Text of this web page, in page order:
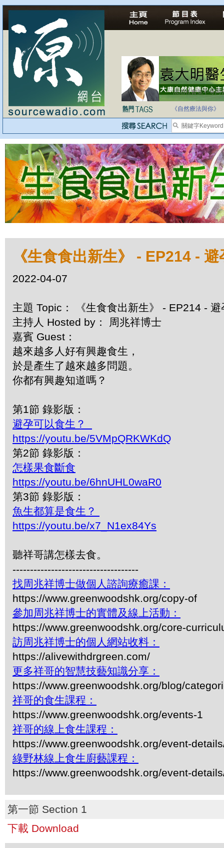
法治社會並不等同
自家教育合法化-
《自然療法與你》
《生食食出新生》 - EP214 -
2022-04-07
主題 Topic： 《生食食出新生》 - EP214 -
主持人 Hosted by： 周兆祥博士
嘉賓 Guest：
越來越多人好有興趣食生，
於是產生了越來越多問題。
你都有興趣知道嗎？
第1節 錄影版：
避孕可以食生？
https://youtu.be/5VMpQRKWKdQ
第2節 錄影版：
怎樣果食斷食
https://youtu.be/6hnUHL0waR0
第3節 錄影版：
魚生都算是食生？
https://youtu.be/x7_N1ex84Ys
聽祥哥講怎樣去食。
------------------------------------
找周兆祥博士做個人諮詢療癒課：
https://www.greenwoodshk.org/copy-of
參加周兆祥博士的實體及線上活動：
https://www.greenwoodshk.org/core-
訪周兆祥博士的個人網站收料：
https://alivewithdrgreen.com/
更多祥哥的智慧技藝知識分享：
https://www.greenwoodshk.org/blog/
祥哥的食生課程：
https://www.greenwoodshk.org/events-1
祥哥的線上食生課程：
https://www.greenwoodshk.org/event-
綠野林線上食生廚藝課程：
https://www.greenwoodshk.org/event-
第一節 Section 1
下載 Download